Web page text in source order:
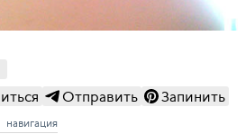
Отправить Запинить
навигация